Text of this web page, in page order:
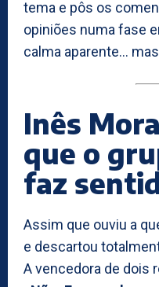
tema e pôs os
opiniões numa fase
calma aparente…
Inês
que o
faz
Assim que ouviu a
e descartou
A vencedora de dois